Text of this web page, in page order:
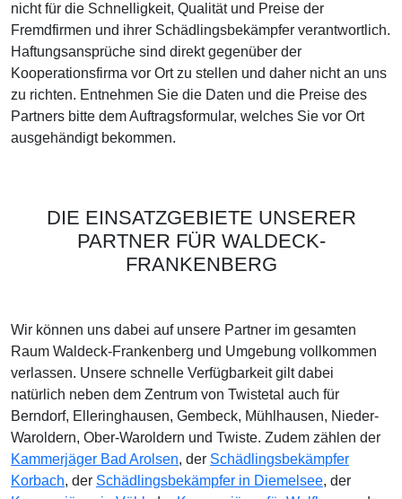
nicht für die Schnelligkeit, Qualität und Preise der
Fremdfirmen und ihrer Schädlingsbekämpfer verantwortlich.
Haftungsansprüche sind direkt gegenüber der
Kooperationsfirma vor Ort zu stellen und daher nicht an uns
zu richten. Entnehmen Sie die Daten und die Preise des
Partners bitte dem Auftragsformular, welches Sie vor Ort
ausgehändigt bekommen.
DIE EINSATZGEBIETE UNSERER
PARTNER FÜR WALDECK-
FRANKENBERG
Wir können uns dabei auf unsere Partner im gesamten
Raum Waldeck-Frankenberg und Umgebung vollkommen
verlassen. Unsere schnelle Verfügbarkeit gilt dabei
natürlich neben dem Zentrum von Twistetal auch für
Berndorf, Elleringhausen, Gembeck, Mühlhausen, Nieder-
Waroldern, Ober-Waroldern und Twiste. Zudem zählen der
Kammerjäger Bad Arolsen, der Schädlingsbekämpfer
Korbach, der Schädlingsbekämpfer in Diemelsee, der